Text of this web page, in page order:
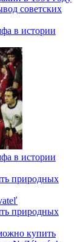
советских
в истории
в истории
природных
природных
купить